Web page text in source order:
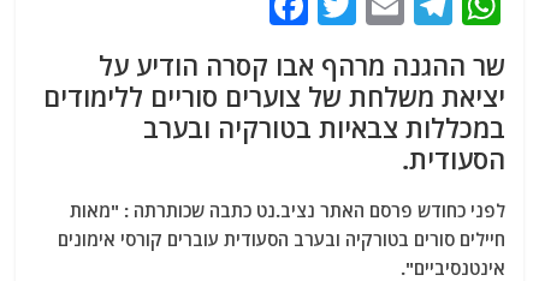
at
s
A
p
p
e
g
ra
m
ai
l
itt
er
c
e
b
o
o
שר ההגנה מרהף אבו קסרה הודיע ​​על
יציאת משלחת של צוערים סוריים ללימודים
במכללות צבאיות בטורקיה ובערב
הסעודית.
לפני כחודש פרסם האתר נציב.נט כתבה שכותרתה : "מאות
חיילים סורים בטורקיה ובערב הסעודית עוברים קורסי אימונים
אינטנסיביים".